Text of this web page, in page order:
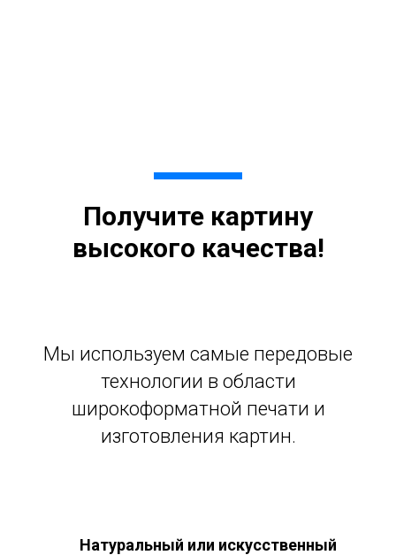
Получите картину
высокого качества!
Мы используем самые передовые
технологии в области
широкоформатной печати и
изготовления картин.
Натуральный или искусственный